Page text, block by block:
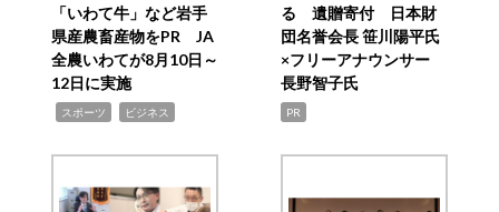
「いわて牛」など岩手
県産農畜産物をPR JA
全農いわてが8月10日～
12日に実施
スポーツ ビジネス
る 遺贈寄付 日本財
団名誉会長 笹川陽平氏
×フリーアナウンサー
長野智子氏
PR